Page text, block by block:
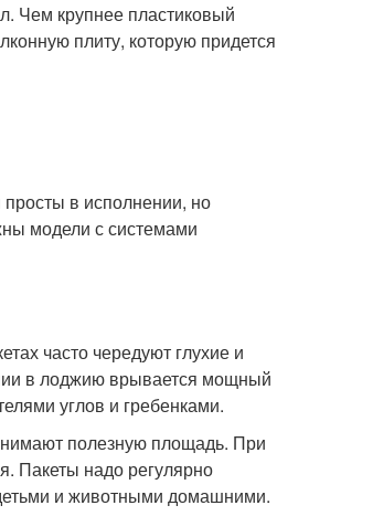
Чем крупнее пластиковый
плиту, которую придется
просты в исполнении, но
модели с системами
часто чередуют глухие и
в лоджию врывается мощный
углов и гребенками.
полезную площадь. При
Пакеты надо регулярно
и животными домашними.